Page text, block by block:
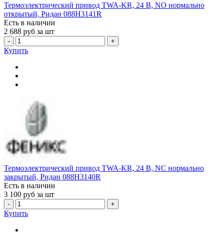
Термоэлектрический привод TWA-KR, 24 В, NO нормально
открытый, Ридан 088H3141R
Есть в наличии
2 688 руб за шт
- +
Купить
Термоэлектрический привод TWA-KR, 24 В, NC нормально
закрытый, Ридан 088H3140R
Есть в наличии
3 100 руб за шт
- +
Купить